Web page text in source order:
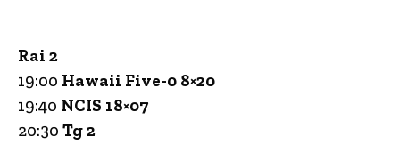
Rai 2
19:00 Hawaii Five-0 8×20
19:40 NCIS 18×07
20:30 Tg 2